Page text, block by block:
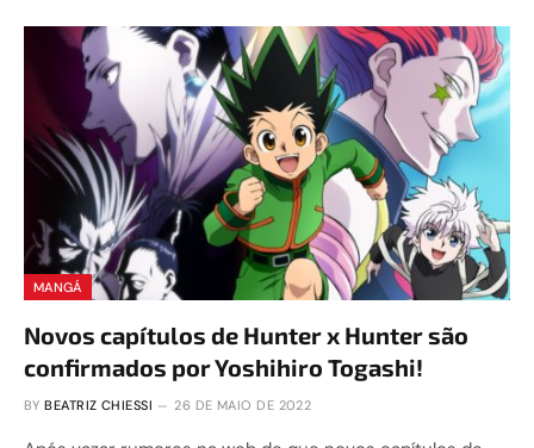
MANGÁ
Novos capítulos de Hunter x Hunter são
confirmados por Yoshihiro Togashi!
BY BEATRIZ CHIESSI 26 DE MAIO DE 2022